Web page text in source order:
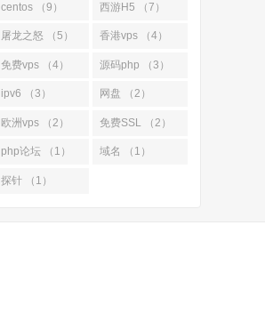
centos （9） 西游H5 （7）
屠龙之怒 （5） 香港vps （4）
免费vps （4） 源码php （3）
ipv6 （3） 网盘 （2）
欧洲vps （2） 免费SSL （2）
php论坛 （1） 域名 （1）
探针 （1）